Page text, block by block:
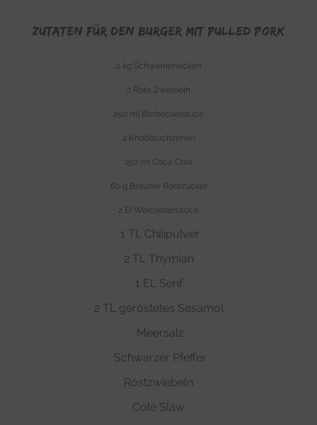
Zutaten für den Burger mit Pulled Pork
2 kg Schweinenacken
2 Rote Zwiebeln
250 ml Barbecuesauce
2 Knoblauchzehen
150 ml Coca Cola
60 g Brauner Rohrzucker
2 El Worcestersauce
1 TL Chilipulver
2 TL Thymian
1 EL Senf
2 TL geröstetes Sesamöl
Meersalz
Schwarzer Pfeffer
Röstzwiebeln
Cole Slaw